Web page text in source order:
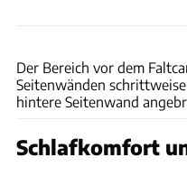
Der Bereich vor dem
Seitenwänden
hintere Seitenwand
Schlafkomfort